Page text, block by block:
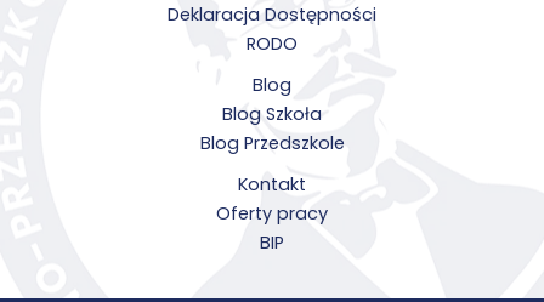
Deklaracja Dostępności
RODO
Blog
Blog Szkoła
Blog Przedszkole
Kontakt
Oferty pracy
BIP